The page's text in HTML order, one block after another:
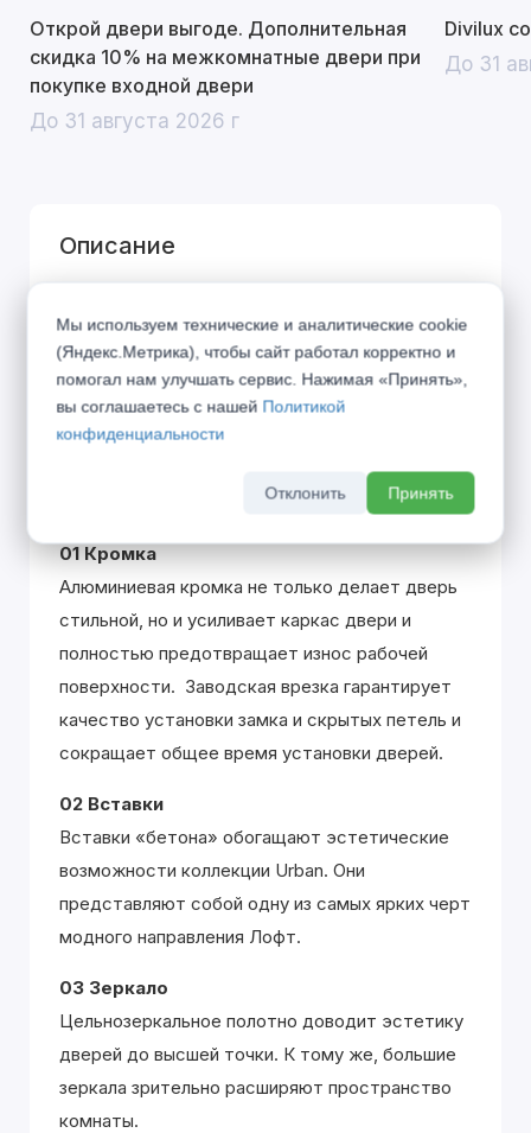
Открой двери выгоде. Дополнительная
скидка 10% на межкомнатные двери при
покупке входной двери
До 31 августа 2026 г
Divilux
До 31
Описание
правилам... Представляем Вашему вниманию
коллекцию «URBAN», вобравшую в себя дух
современного мегаполиса. Символы города в
21 веке — алюминиевая кромка и блеск стекла
— стали фирменными элементами данной
01 Кромка
Алюминиевая кромка не только делает дверь
стильной, но и усиливает каркас двери и
полностью предотвращает износ рабочей
поверхности. Заводская врезка гарантирует
качество установки замка и скрытых петель и
сокращает общее время установки дверей.
02 Вставки
Вставки «бетона» обогащают эстетические
возможности коллекции Urban. Они
представляют собой одну из самых ярких черт
модного направления Лофт.
03 Зеркало
Цельнозеркальное полотно доводит эстетику
дверей до высшей точки. К тому же, большие
зеркала зрительно расширяют пространство
комнаты.
Мы используем технические и аналитические cookie
(Яндекс.Метрика), чтобы сайт работал корректно и
помогал нам улучшать сервис. Нажимая «Принять»,
вы соглашаетесь с нашей Политикой
конфиденциальности
Отклонить Принять